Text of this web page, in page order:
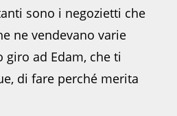
sono i negozietti che
ne vendevano varie
ad Edam, che ti
di fare perché merita